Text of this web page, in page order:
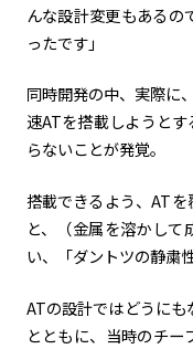
んな設計変更もあるの
ったです」
同時開発の中、実際に
速ATを搭載しようと
らないことが発覚。
搭載できるよう、ATを
と、（金属を溶かし
い、「ダントツの静粛
ATの設計ではどうに
とともに、当時のチ